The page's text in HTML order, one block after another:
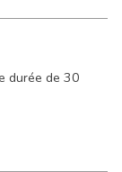
durée de 30